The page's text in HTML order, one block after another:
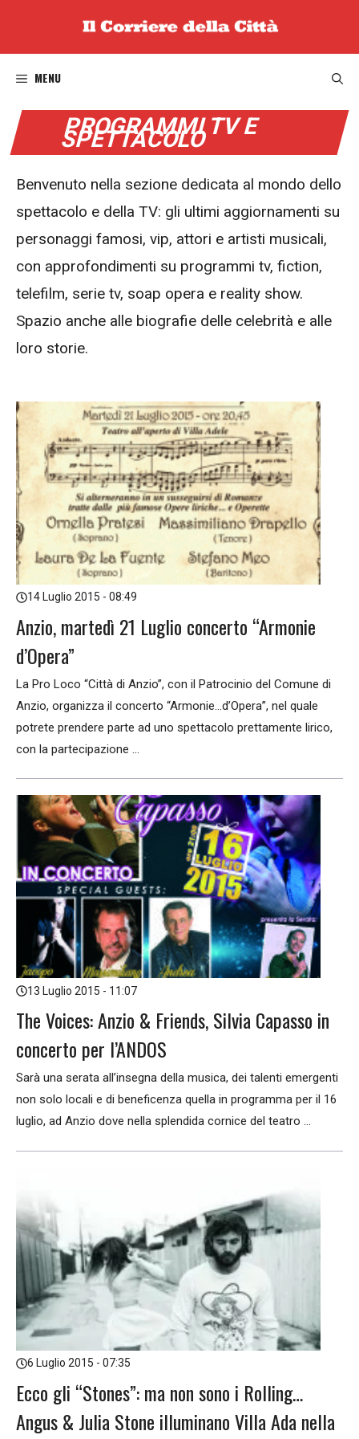
MENU
PROGRAMMI TV E
SPETTACOLO
Benvenuto nella sezione dedicata al mondo dello
spettacolo e della TV: gli ultimi aggiornamenti su
personaggi famosi, vip, attori e artisti musicali,
con approfondimenti su programmi tv, fiction,
telefilm, serie tv, soap opera e reality show.
Spazio anche alle biografie delle celebrità e alle
loro storie.
14 Luglio 2015 - 08:49
Anzio, martedì 21 Luglio concerto “Armonie
d’Opera”
La Pro Loco “Città di Anzio”, con il Patrocinio del Comune di
Anzio, organizza il concerto “Armonie…d’Opera”, nel quale
potrete prendere parte ad uno spettacolo prettamente lirico,
con la partecipazione ...
13 Luglio 2015 - 11:07
The Voices: Anzio & Friends, Silvia Capasso in
concerto per l’ANDOS
Sarà una serata all’insegna della musica, dei talenti emergenti
non solo locali e di beneficenza quella in programma per il 16
luglio, ad Anzio dove nella splendida cornice del teatro ...
6 Luglio 2015 - 07:35
Ecco gli “Stones”: ma non sono i Rolling…
Angus & Julia Stone illuminano Villa Ada nella